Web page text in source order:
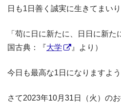
日も1日善く誠実に生きてまいり
「苟に日に新たに、日日に新
国古典：『 大学 』より）
今日も最高な1日になりますよう
さて2023年10月31日（火）の